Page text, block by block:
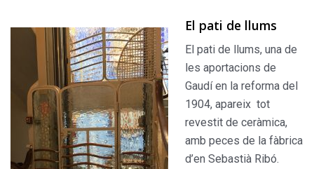
El pati de llums
El pati de llums, una de
les apor­tacions de
Gaudí en la reforma del
1904, apareix tot
revestit de cerà­mica,
amb peces de la fàbrica
d’en Sebastià Ribó.